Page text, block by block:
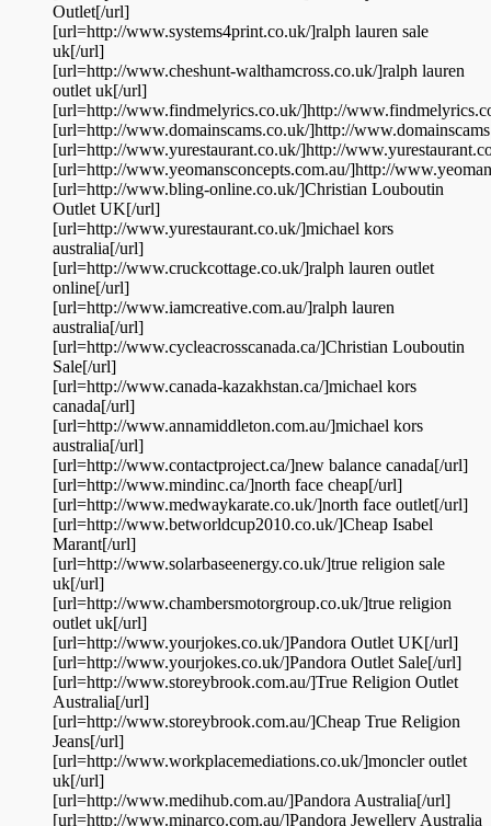
Outlet[/url]
[url=http://www.systems4print.co.uk/]ralph lauren sale
uk[/url]
[url=http://www.cheshunt-walthamcross.co.uk/]ralph lauren
outlet uk[/url]
[url=http://www.findmelyrics.co.uk/]http://
[url=http://www.domainscams.co.uk/]http://
[url=http://www.yurestaurant.co.uk/]http://
[url=http://www.yeomansconcepts.com.au/]http://
[url=http://www.bling-online.co.uk/]Christian Louboutin
Outlet UK[/url]
[url=http://www.yurestaurant.co.uk/]michael kors
australia[/url]
[url=http://www.cruckcottage.co.uk/]ralph lauren outlet
online[/url]
[url=http://www.iamcreative.com.au/]ralph lauren
australia[/url]
[url=http://www.cycleacrosscanada.ca/]Christian Louboutin
Sale[/url]
[url=http://www.canada-kazakhstan.ca/]michael kors
canada[/url]
[url=http://www.annamiddleton.com.au/]michael kors
australia[/url]
[url=http://www.contactproject.ca/]new balance canada[/url]
[url=http://www.mindinc.ca/]north face cheap[/url]
[url=http://www.medwaykarate.co.uk/]north face outlet[/url]
[url=http://www.betworldcup2010.co.uk/]Cheap Isabel
Marant[/url]
[url=http://www.solarbaseenergy.co.uk/]true religion sale
uk[/url]
[url=http://www.chambersmotorgroup.co.uk/]true religion
outlet uk[/url]
[url=http://www.yourjokes.co.uk/]Pandora Outlet UK[/url]
[url=http://www.yourjokes.co.uk/]Pandora Outlet Sale[/url]
[url=http://www.storeybrook.com.au/]True Religion Outlet
Australia[/url]
[url=http://www.storeybrook.com.au/]Cheap True Religion
Jeans[/url]
[url=http://www.workplacemediations.co.uk/]moncler outlet
uk[/url]
[url=http://www.medihub.com.au/]Pandora Australia[/url]
[url=http://www.minarco.com.au/]Pandora Jewellery Australia